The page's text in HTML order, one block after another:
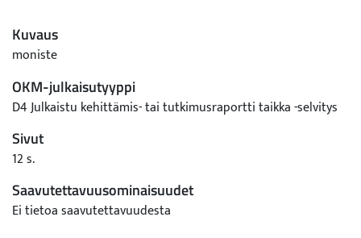
Kuvaus
moniste
OKM-julkaisutyyppi
D4 Julkaistu kehittämis- tai tutkimusraportti taikka -selvitys
Sivut
12 s.
Saavutettavuusominaisuudet
Ei tietoa saavutettavuudesta